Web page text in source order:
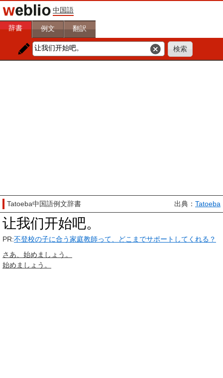
中国語
辞書 例文 翻訳
Tatoeba中国語例文辞書 出典： Tatoeba
让我们开始吧。
PR:不登校の子に合う家庭教師って、どこまでサポートしてくれる？
さあ、始めましょう。
始めましょう。